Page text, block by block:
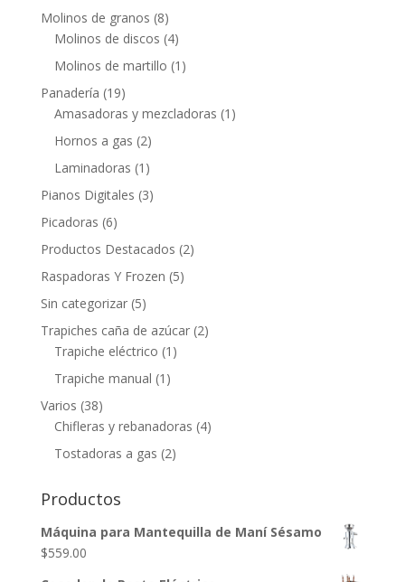
Molinos de granos (8)
Molinos de discos (4)
Molinos de martillo (1)
Panadería (19)
Amasadoras y mezcladoras (1)
Hornos a gas (2)
Laminadoras (1)
Pianos Digitales (3)
Picadoras (6)
Productos Destacados (2)
Raspadoras Y Frozen (5)
Sin categorizar (5)
Trapiches caña de azúcar (2)
Trapiche eléctrico (1)
Trapiche manual (1)
Varios (38)
Chifleras y rebanadoras (4)
Tostadoras a gas (2)
Productos
Máquina para Mantequilla de Maní Sésamo
$559.00